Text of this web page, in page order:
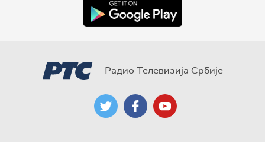
Радио Телевизија Србије